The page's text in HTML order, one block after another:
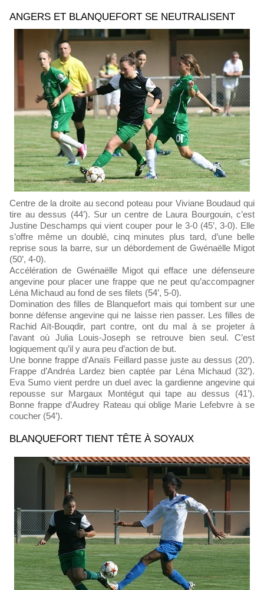
ANGERS ET BLANQUEFORT SE NEUTRALISENT
Centre de la droite au second poteau pour Viviane Boudaud qui
tire au dessus (44’). Sur un centre de Laura Bourgouin, c’est
Justine Deschamps qui vient couper pour le 3-0 (45’, 3-0). Elle
s’offre même un doublé, cinq minutes plus tard, d’une belle
reprise sous la barre, sur un débordement de Gwénaëlle Migot
(50’, 4-0).
Accélération de Gwénaëlle Migot qui efface une défenseure
angevine pour placer une frappe que ne peut qu’accompagner
Léna Michaud au fond de ses filets (54’, 5-0).
Domination des filles de Blanquefort mais qui tombent sur une
bonne défense angevine qui ne laisse rien passer. Les filles de
Rachid Aït-Bouqdir, part contre, ont du mal à se projeter à
l’avant où Julia Louis-Joseph se retrouve bien seul. C’est
logiquement qu’il y aura peu d’action de but.
Une bonne frappe d’Anaïs Feillard passe juste au dessus (20’).
Frappe d’Andréa Lardez bien captée par Léna Michaud (32’).
Eva Sumo vient perdre un duel avec la gardienne angevine qui
repousse sur Margaux Montégut qui tape au dessus (41’).
Bonne frappe d’Audrey Rateau qui oblige Marie Lefebvre à se
coucher (54’).
BLANQUEFORT TIENT TÊTE À SOYAUX